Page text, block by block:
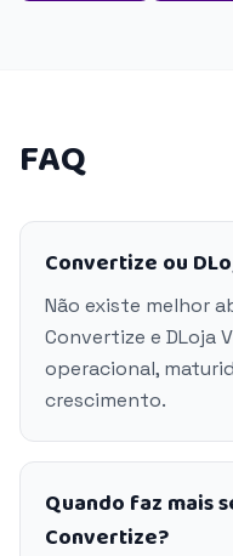
FAQ
Convertize ou
Não existe melhor
Convertize e DLoja
operacional,
crescimento.
Quando faz mais
Convertize?